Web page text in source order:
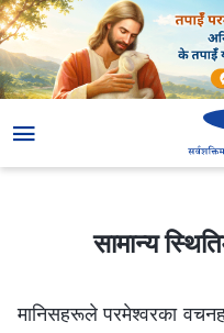
सामान्य
मानिसहरूले परमेश्‍वरका